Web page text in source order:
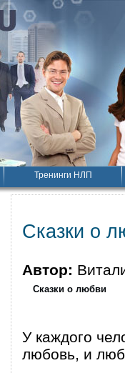
Тренинги НЛП
Сказки о
Автор:
Сказки о любви
У каждого
любовь, и